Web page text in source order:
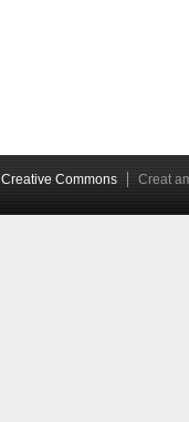
Creative Commons Creat